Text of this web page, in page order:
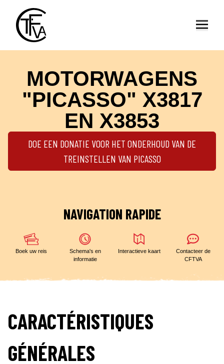
MOTORWAGENS
"PICASSO" X3817
EN X3853
DOE EEN DONATIE VOOR HET ONDERHOUD VAN DE
TREINSTELLEN VAN PICASSO
NAVIGATION RAPIDE
Boek uw reis
Schema's en
informatie
Interactieve kaart
Contacteer de
CFTVA
CARACTÉRISTIQUES
GÉNÉRALES